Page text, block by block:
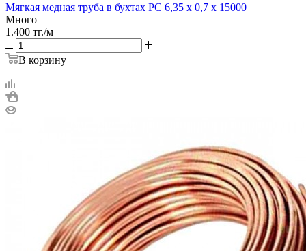
Мягкая медная труба в бухтах РС 6,35 х 0,7 х 15000
Много
1.400 тг./м
В корзину